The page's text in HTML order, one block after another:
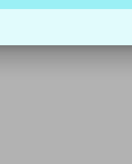
пылесос фирмы